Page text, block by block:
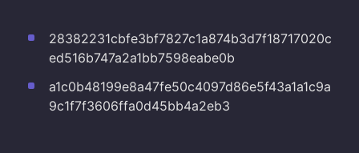
28382231cbfe3bf7827c1a874b3d7f18717020c
ed516b747a2a1bb7598eabe0b
a1c0b48199e8a47fe50c4097d86e5f43a1a1c9a
9c1f7f3606ffa0d45bb4a2eb3